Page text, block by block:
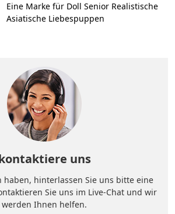
Eine Marke für Doll Senior Realistische
Asiatische Liebespuppen
uns
haben, hinterlassen Sie uns bitte eine
Sie uns im Live-Chat und wir
werden Ihnen helfen.